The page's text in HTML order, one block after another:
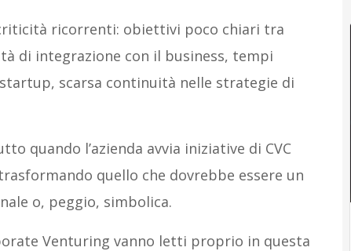
ricorrenti: obiettivi poco chiari tra
di integrazione con il business, tempi
scarsa continuità nelle strategie di
quando l’azienda avvia iniziative di CVC
quello che dovrebbe essere un
o, peggio, simbolica.
Venturing vanno letti proprio in questa